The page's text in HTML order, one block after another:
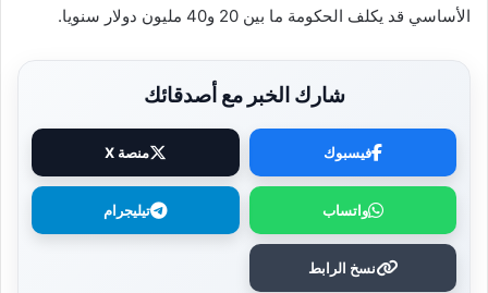
الأساسي قد يكلف الحكومة ما بين 20 و40 مليون دولار سنويا.
شارك الخبر مع أصدقائك
فيسبوك منصة X
واتساب تيليجرام
نسخ الرابط